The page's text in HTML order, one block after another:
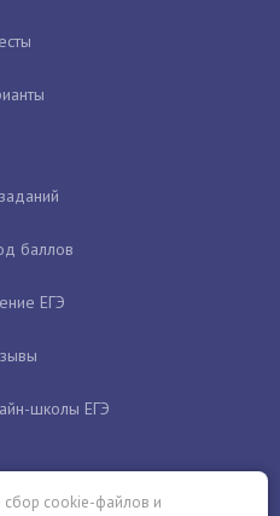
баллов
ЕГЭ
школы ЕГЭ
сбор cookie-файлов и